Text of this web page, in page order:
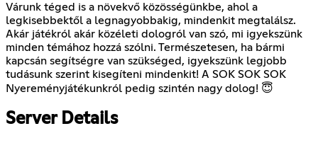
Várunk téged is a növekvő közösségünkbe, ahol a
legkisebbektől a legnagyobbakig, mindenkit megtalálsz.
Akár játékról akár közéleti dologról van szó, mi igyekszünk
minden témához hozzá szólni. Természetesen, ha bármi
kapcsán segítségre van szükséged, igyekszünk legjobb
tudásunk szerint kisegíteni mindenkit! A SOK SOK SOK
Nyereményjátékunkról pedig szintén nagy dolog! 😇
Server Details